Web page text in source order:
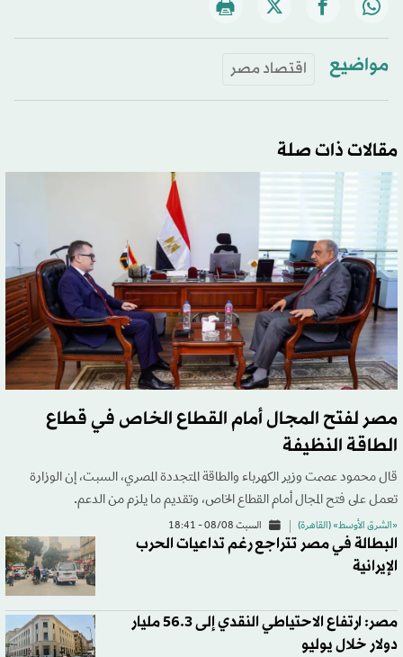
مواضيع اقتصاد مصر
مقالات ذات صلة
مصر لفتح المجال أمام القطاع الخاص في قطاع
الطاقة النظيفة
قال محمود عصمت وزير الكهرباء والطاقة المتجددة المصري، السبت، إن الوزارة
تعمل على فتح المجال أمام القطاع الخاص، وتقديم ما يلزم من الدعم.
«الشرق الأوسط» (القاهرة) السبت 08/08 - 18:41
البطالة في مصر تتراجع رغم تداعيات الحرب
الإيرانية
مصر: ارتفاع الاحتياطي النقدي إلى 56.3 مليار
دولار خلال يوليو